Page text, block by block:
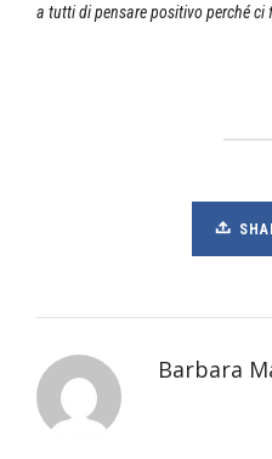
a tutti di pensare positivo perché ci
Barbara